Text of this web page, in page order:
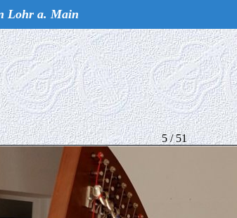
Lohr a. Main
5 / 51